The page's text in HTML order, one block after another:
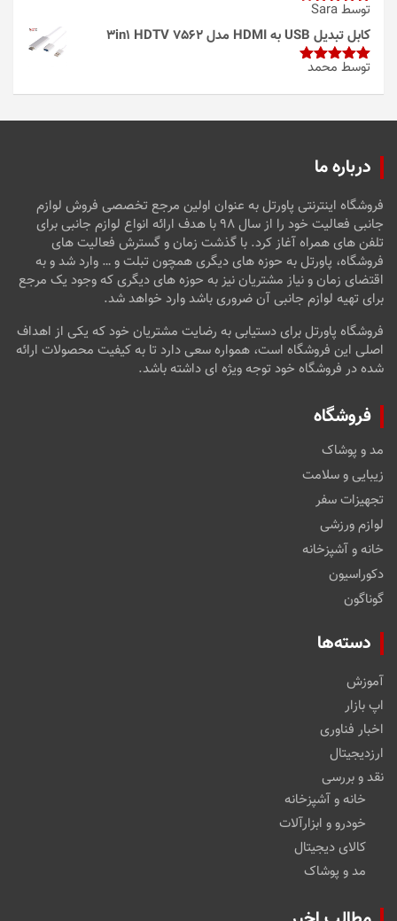
امتیاز4
از 5
توسط Sara
کابل تبدیل USB به HDMI مدل 3in1 HDTV 7562
امتیاز5از
توسط محمد
درباره ما
فروشگاه اینترنتی پاورتل به عنوان اولین مرجع تخصصی فروش لوازم
جانبی فعالیت خود را از سال ۹۸ با هدف ارائه انواع لوازم جانبی برای
تلفن های همراه آغاز کرد. با گذشت زمان و گسترش فعالیت های
فروشگاه، پاورتل به حوزه های دیگری همچون تبلت و … وارد شد و به
اقتضای زمان و نیاز مشتریان نیز به حوزه های دیگری که وجود یک مرجع
برای تهیه لوازم جانبی آن ضروری باشد وارد خواهد شد.
فروشگاه پاورتل برای دستیابی به رضایت مشتریان خود که یکی از اهداف
اصلی این فروشگاه است، همواره سعی دارد تا به کیفیت محصولات ارائه
شده در فروشگاه خود توجه ویژه ای داشته باشد.
فروشگاه
مد و پوشاک
زیبایی و سلامت
تجهیزات سفر
لوازم ورزشی
خانه و آشپزخانه
دکوراسیون
گوناگون
دسته‌ها
آموزش
اپ بازار
اخبار فناوری
ارزدیجیتال
نقد و بررسی
خانه و آشپزخانه
خودرو و ابزارآلات
کالای دیجیتال
مد و پوشاک